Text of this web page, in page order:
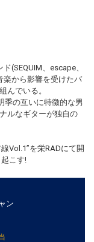
(SEQUIM、escape、
楽から影響を受けたバ
んでいる。
季の互いに特徴的な男
ルなギターが独自の
Vol.1”を栄RADにて開
こす!
ン